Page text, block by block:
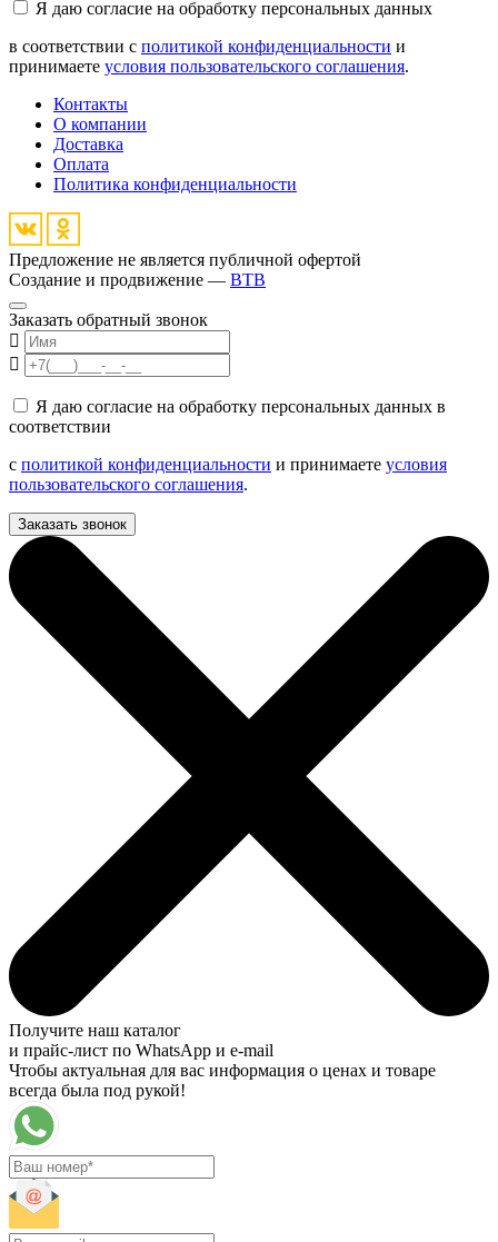
Я даю согласие на обработку персональных данных
в соответствии с политикой конфиденциальности и
принимаете условия пользовательского соглашения.
Контакты
О компании
Доставка
Оплата
Политика конфиденциальности
Предложение не является публичной офертой
Создание и продвижение — BTB
Заказать обратный звонок
Я даю согласие на обработку персональных данных в
соответствии
с политикой конфиденциальности и принимаете условия
пользовательского соглашения.
Заказать звонок
Получите наш каталог
и прайс-лист по WhatsApp и e-mail
Чтобы актуальная для вас информация о ценах и товаре
всегда была под рукой!